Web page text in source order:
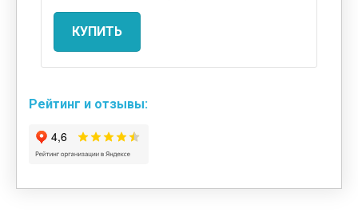
КУПИТЬ
Рейтинг и отзывы: